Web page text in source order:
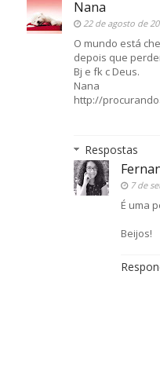
Nana
22 de agosto de
O mundo está
depois que
Bj e fk c Deus.
Nana
http://
Respostas
7 de
É uma
Beijos!